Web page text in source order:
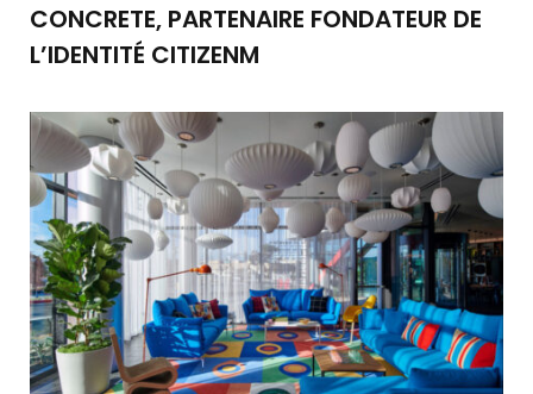
CONCRETE, PARTENAIRE FONDATEUR DE
L’IDENTITÉ CITIZENM